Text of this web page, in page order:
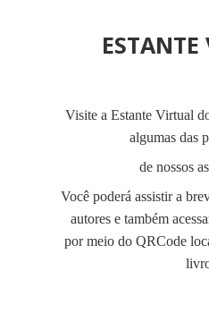
Visite a Estante Virtual
algumas das
de nossos
Você poderá assistir a
autores e também
por meio do QRCode